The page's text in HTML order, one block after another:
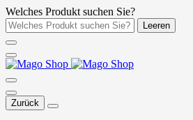
Welches Produkt suchen Sie?
Leeren
Zurück